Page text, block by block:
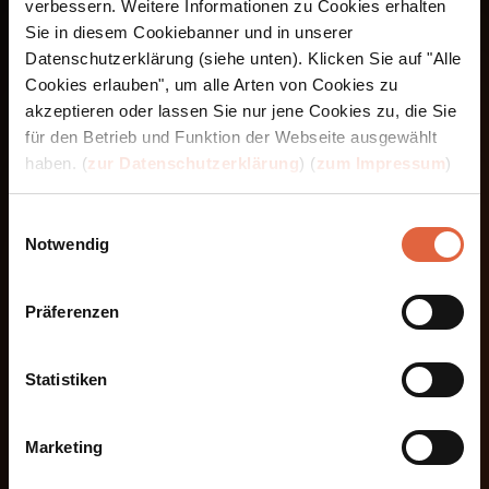
verbessern. Weitere Informationen zu Cookies erhalten
Sie in diesem Cookiebanner und in unserer
Datenschutzerklärung (siehe unten). Klicken Sie auf "Alle
Cookies erlauben", um alle Arten von Cookies zu
akzeptieren oder lassen Sie nur jene Cookies zu, die Sie
für den Betrieb und Funktion der Webseite ausgewählt
haben. (zur Datenschutzerklärung) (zum Impressum)
Notwendig
Präferenzen
Statistiken
Marketing
Immer mehr Eltern, Bildungseinrichtungen
und Betreuungseinrichtungen achten darauf,
Kindern früh wichtige Alltagskompetenzen
mitzugeben.
Dadurch wächst auch der Bedarf an
können und Freude an der Arbeit mit Kindern
Gesundheitsbildung für Kinder
wird heute in
gesehen – besonders dort, wo Bewegung,
Alltag, Gemeinschaft und bewusste Routinen